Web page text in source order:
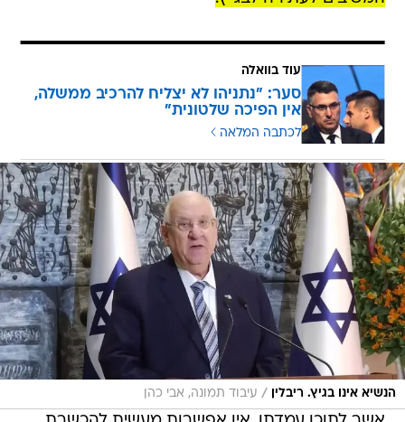
עוד בוואלה
סער: "נתניהו לא יצליח להרכיב ממשלה,
אין הפיכה שלטונית"
לכתבה המלאה
הנשיא אינו בגיץ. ריבלין / עיבוד תמונה, אבי כהן